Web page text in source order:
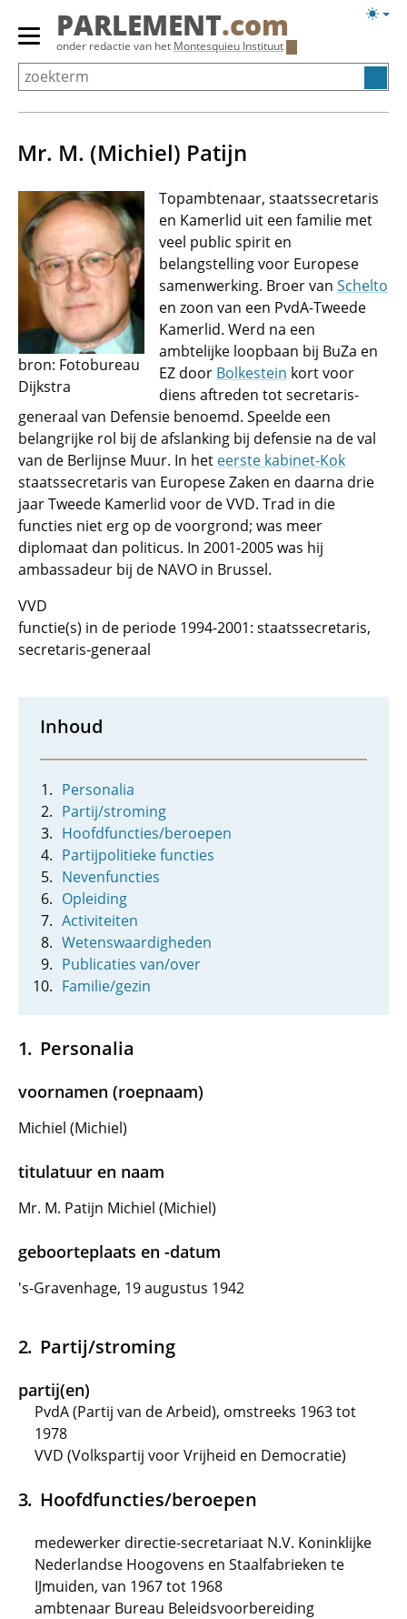
Overslaan
Primair
menu
tonen/verbergen
PARLEMENT.com
onder redactie van het Montesquieu Instituut
Mr. M. (Michiel) Patijn
bron: Fotobureau
Dijkstra
Topambtenaar, staatssecretaris
en Kamerlid uit een familie met
veel public spirit en
belangstelling voor Europese
samenwerking. Broer van Schelto
en zoon van een PvdA-Tweede
Kamerlid. Werd na een
ambtelijke loopbaan bij BuZa en
EZ door Bolkestein kort voor
diens aftreden tot secretaris-
generaal van Defensie benoemd. Speelde een
belangrijke rol bij de afslanking bij defensie na de val
van de Berlijnse Muur. In het eerste kabinet-Kok
staatssecretaris van Europese Zaken en daarna drie
jaar Tweede Kamerlid voor de VVD. Trad in die
functies niet erg op de voorgrond; was meer
diplomaat dan politicus. In 2001-2005 was hij
ambassadeur bij de NAVO in Brussel.
VVD
functie(s) in de periode 1994-2001: staatssecretaris,
secretaris-generaal
Inhoud
Personalia
Partij/stroming
Hoofdfuncties/beroepen
Partijpolitieke functies
Nevenfuncties
Opleiding
Activiteiten
Wetenswaardigheden
Publicaties van/over
Familie/gezin
Personalia
voornamen (roepnaam)
Michiel (Michiel)
titulatuur en naam
Mr. M. Patijn Michiel (Michiel)
geboorteplaats en -datum
's-Gravenhage, 19 augustus 1942
Partij/stroming
partij(en)
PvdA (Partij van de Arbeid), omstreeks 1963 tot
1978
VVD (Volkspartij voor Vrijheid en Democratie)
Hoofdfuncties/beroepen
medewerker directie-secretariaat N.V. Koninklijke
Nederlandse Hoogovens en Staalfabrieken te
IJmuiden, van 1967 tot 1968
ambtenaar Bureau Beleidsvoorbereiding